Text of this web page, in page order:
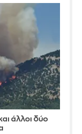
άλλοι δύο